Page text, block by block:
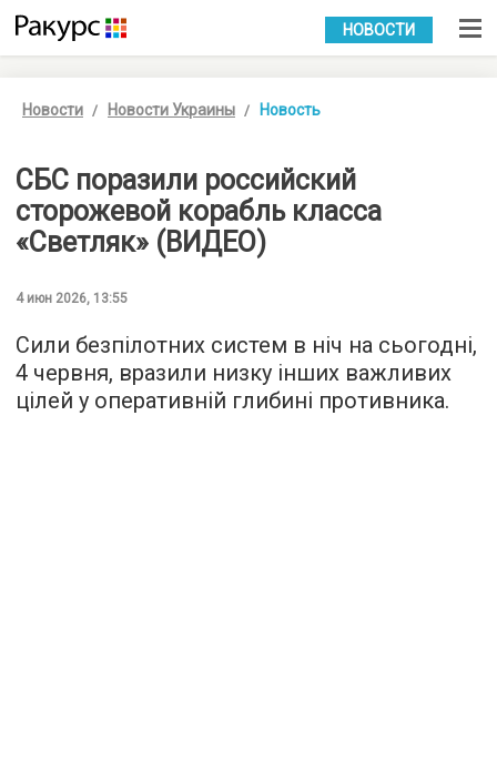
УКР РУС
НОВОСТИ
Новости Новости Украины Новость
СБС поразили российский
сторожевой корабль класса
«Светляк» (ВИДЕО)
4 июн 2026, 13:55
Сили безпілотних систем в ніч на сьогодні,
4 червня, вразили низку інших важливих
цілей у оперативній глибині противника.